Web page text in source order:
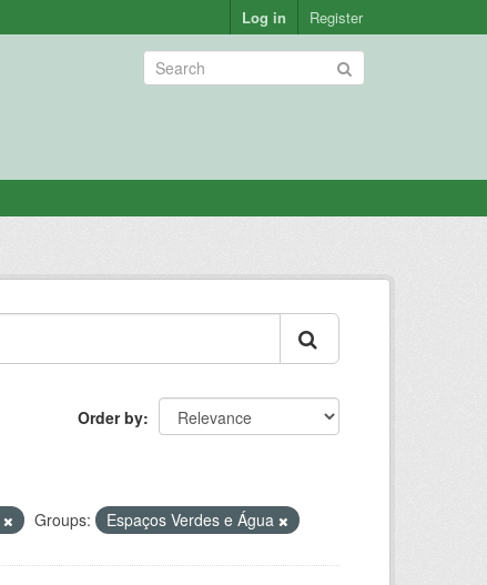
Log in Register
Order by
Groups: Espaços Verdes e Água